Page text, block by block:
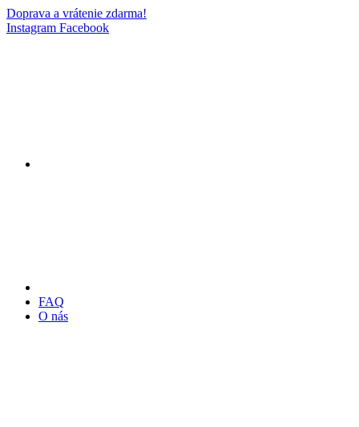
Doprava a vrátenie zdarma!
Instagram Facebook
FAQ
O nás